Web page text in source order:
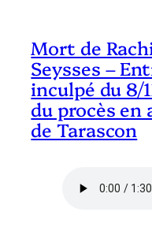
Mort de
Seysses –
inculpé du 8/
du procès en
de Tarascon